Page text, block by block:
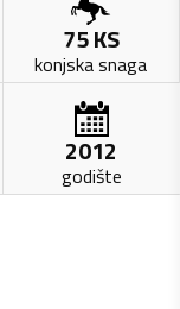
75KS
konjska snaga
2012
godište